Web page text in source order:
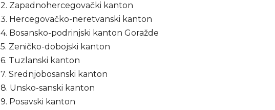
2. Zapadnohercegovački kanton
3. Hercegovačko-neretvanski kanton
4. Bosansko-podrinjski kanton Goražde
5. Zeničko-dobojski kanton
6. Tuzlanski kanton
7. Srednjobosanski kanton
8. Unsko-sanski kanton
9. Posavski kanton